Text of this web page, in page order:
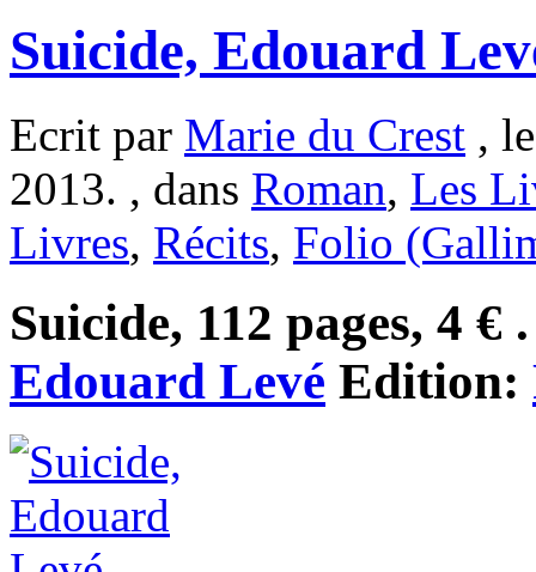
Suicide, Edouard
Ecrit par Marie du Crest ,
2013. , dans Roman, Les
Livres, Récits, Folio
Suicide, 112 pages, 4
Edouard Levé Edition: